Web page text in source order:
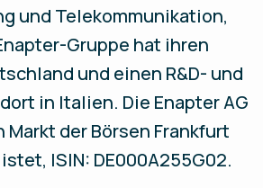
und Telekommunikation,
Gruppe hat ihren
und einen R&D- und
in Italien. Die Enapter AG
der Börsen Frankfurt
ISIN: DE000A255G02.